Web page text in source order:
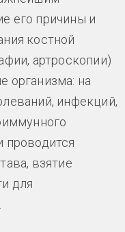
его причины и
костной
артроскопии)
организма: на
инфекций,
проводится
взятие
для